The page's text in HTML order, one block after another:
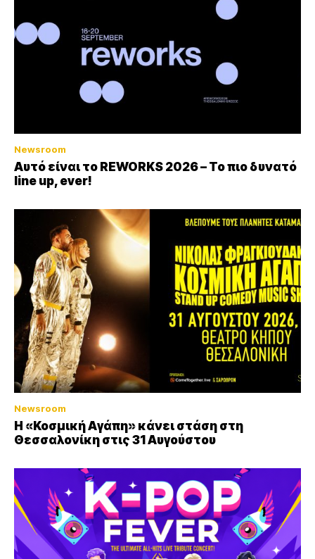
Newsroom
Αυτό είναι το REWORKS 2026 – Το πιο δυνατό
line up, ever!
Newsroom
Η «Κοσμική Αγάπη» κάνει στάση στη
Θεσσαλονίκη στις 31 Αυγούστου